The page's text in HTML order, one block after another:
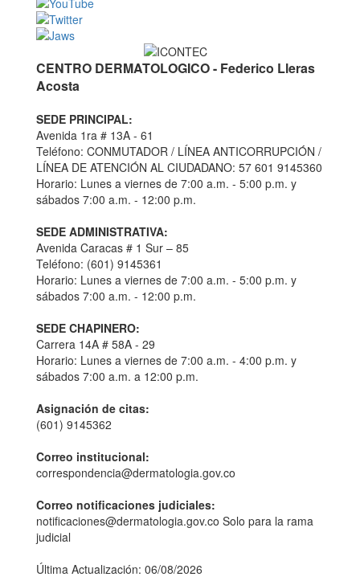
CENTRO DERMATOLOGICO - Federico Lleras
Acosta
SEDE PRINCIPAL:
Avenida 1ra # 13A - 61
Teléfono: CONMUTADOR / LÍNEA ANTICORRUPCIÓN /
LÍNEA DE ATENCIÓN AL CIUDADANO: 57 601 9145360
Horario: Lunes a viernes de 7:00 a.m. - 5:00 p.m. y
sábados 7:00 a.m. - 12:00 p.m.
SEDE ADMINISTRATIVA:
Avenida Caracas # 1 Sur – 85
Teléfono: (601) 9145361
Horario: Lunes a viernes de 7:00 a.m. - 5:00 p.m. y
sábados 7:00 a.m. - 12:00 p.m.
SEDE CHAPINERO:
Carrera 14A # 58A - 29
Horario: Lunes a viernes de 7:00 a.m. - 4:00 p.m. y
sábados 7:00 a.m. a 12:00 p.m.
Asignación de citas:
(601) 9145362
Correo institucional:
correspondencia@dermatologia.gov.co
Correo notificaciones judiciales:
notificaciones@dermatologia.gov.co Solo para la rama
judicial
Última Actualización: 06/08/2026